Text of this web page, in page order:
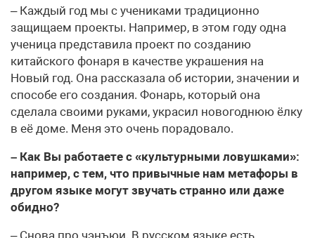
– Каждый год мы с учениками традиционно
защищаем проекты. Например, в этом году одна
ученица представила проект по созданию
китайского фонаря в качестве украшения на
Новый год. Она рассказала об истории, значении и
способе его создания. Фонарь, который она
сделала своими руками, украсил новогоднюю ёлку
в её доме. Меня это очень порадовало.
– Как Вы работаете с «культурными ловушками»:
например, с тем, что привычные нам метафоры в
другом языке могут звучать странно или даже
обидно?
– Снова про чэнъюи. В русском языке есть